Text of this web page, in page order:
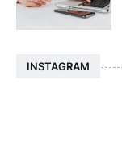
INSTAGRAM